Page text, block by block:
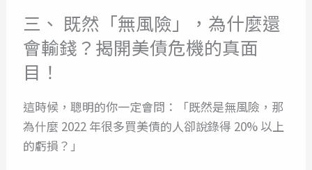
三、 既然「無風險」，為什麼還
會輸錢？揭開美債危機的真面
目！
這時候，聰明的你一定會問：「既然是無風險，那
為什麼 2022 年很多買美債的人卻說錄得 20% 以上
的虧損？」